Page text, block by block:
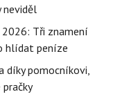
neviděl
2026: Tři znamení
hlídat peníze
díky pomocníkovi,